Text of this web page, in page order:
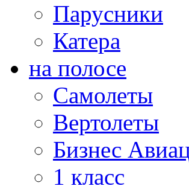
Парусники
Катера
на полосе
Самолеты
Вертолеты
Бизнес
1 класс